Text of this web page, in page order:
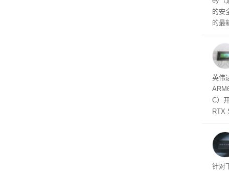
（
的安
的最
内
以利
并
在线
件是
软件
态
英伟
C）
RTX
将
的技
起
针对